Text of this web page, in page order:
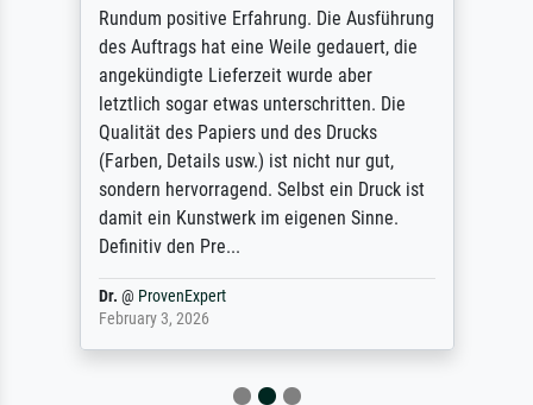
Rundum positive Erfahrung. Die Ausführung
des Auftrags hat eine Weile gedauert, die
angekündigte Lieferzeit wurde aber
letztlich sogar etwas unterschritten. Die
Qualität des Papiers und des Drucks
(Farben, Details usw.) ist nicht nur gut,
sondern hervorragend. Selbst ein Druck ist
damit ein Kunstwerk im eigenen Sinne.
Definitiv den Pre...
Dr. @ ProvenExpert
February 3, 2026